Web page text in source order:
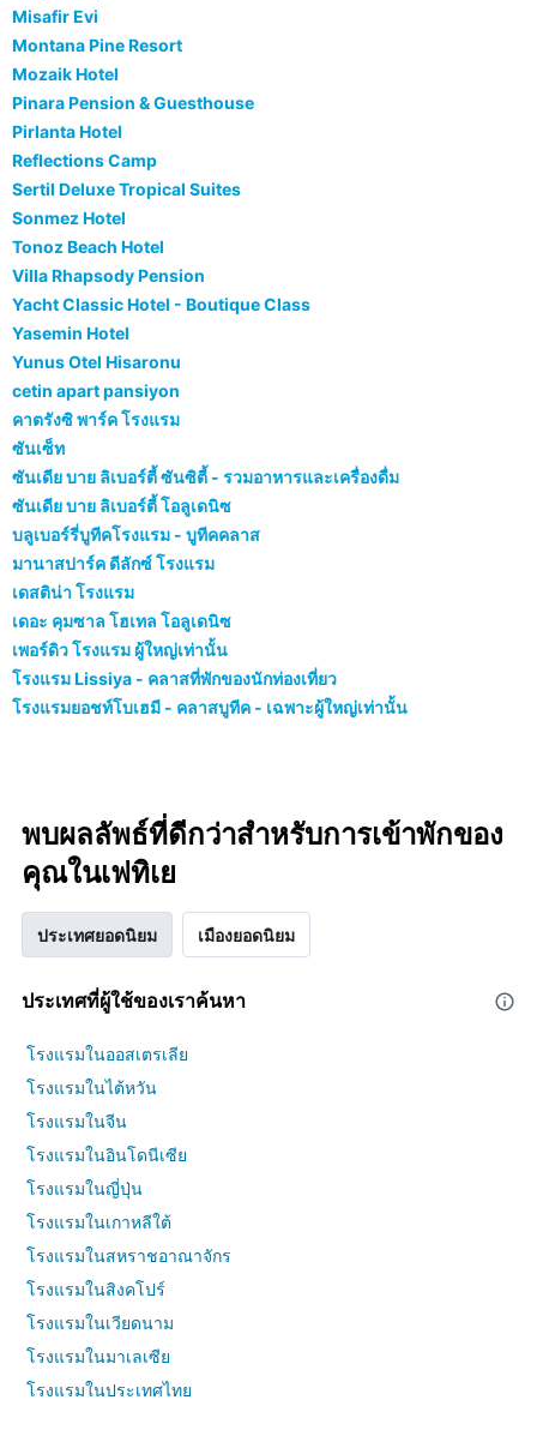
Misafir Evi
Montana Pine Resort
Mozaik Hotel
Pinara Pension & Guesthouse
Pirlanta Hotel
Reflections Camp
Sertil Deluxe Tropical Suites
Sonmez Hotel
Tonoz Beach Hotel
Villa Rhapsody Pension
Yacht Classic Hotel - Boutique Class
Yasemin Hotel
Yunus Otel Hisaronu
cetin apart pansiyon
คาตรังซิ พาร์ค โรงแรม
ซันเซ็ท
ซันเดีย บาย ลิเบอร์ตี้ ซันซิตี้ - รวมอาหารและเครื่องดื่ม
ซันเดีย บาย ลิเบอร์ตี้ โอลูเดนิซ
บลูเบอร์รี่บูทีคโรงแรม - บูทีคคลาส
มานาสปาร์ค ดีลักซ์ โรงแรม
เดสติน่า โรงแรม
เดอะ คุมซาล โฮเทล โอลูเดนิซ
เพอร์ดิว โรงแรม ผู้ใหญ่เท่านั้น
โรงแรม Lissiya - คลาสที่พักของนักท่องเที่ยว
โรงแรมยอชท์โบเฮมี - คลาสบูทีค - เฉพาะผู้ใหญ่เท่านั้น
พบผลลัพธ์ที่ดีกว่าสำหรับการเข้าพักของ
คุณในเฟทิเย
ประเทศยอดนิยม เมืองยอดนิยม
ประเทศที่ผู้ใช้ของเราค้นหา
โรงแรมในออสเตรเลีย
โรงแรมในไต้หวัน
โรงแรมในจีน
โรงแรมในอินโดนีเซีย
โรงแรมในญี่ปุ่น
โรงแรมในเกาหลีใต้
โรงแรมในสหราชอาณาจักร
โรงแรมในสิงคโปร์
โรงแรมในเวียดนาม
โรงแรมในมาเลเซีย
โรงแรมในประเทศไทย